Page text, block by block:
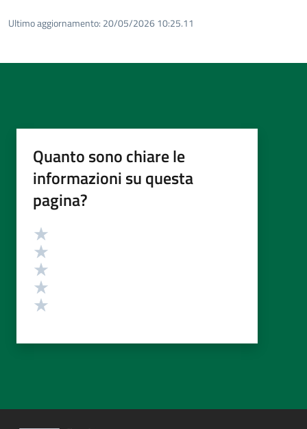
Ultimo aggiornamento: 20/05/2026 10:25.11
Quanto sono chiare le
informazioni su questa
pagina?
Valutazione